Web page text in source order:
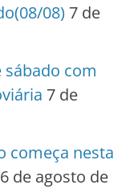
08) 7 de
sábado com
7 de
começa nesta
6 de agosto de